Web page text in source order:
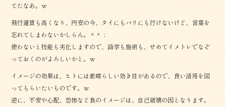
てたなあ。ｗ
飛行運賃も高くなり、円安の今、タイにもバリにも行けないけど、言葉を
忘れてしまわないかしらん。＾＾；
使わないと技能も劣化しますので、語学も施術も、せめてイメトレでなぞ
っておくのがよろしいかと。ｗ
イメージの効果は、ヒトには素晴らしい効き目があるので、良い活用を図
ってもらいたいものです。ｗ
逆に、不安や心配、恐怖など負のイメージは、自己破壊の因となります。